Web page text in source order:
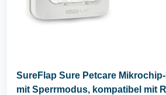
SureFlap Sure Petcare
mit Sperrmodus, kompatibel mit